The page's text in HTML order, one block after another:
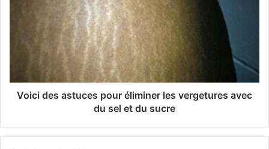
Voici des astuces pour éliminer les vergetures avec
du sel et du sucre